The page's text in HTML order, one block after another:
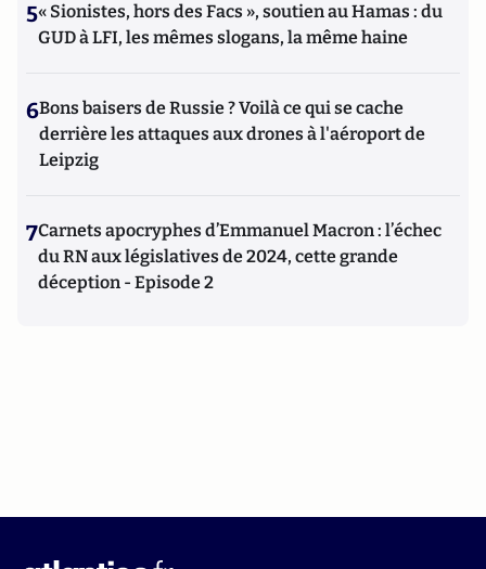
5« Sionistes, hors des Facs », soutien au Hamas : du
GUD à LFI, les mêmes slogans, la même haine
6Bons baisers de Russie ? Voilà ce qui se cache
derrière les attaques aux drones à l'aéroport de
Leipzig
7Carnets apocryphes d’Emmanuel Macron : l’échec
du RN aux législatives de 2024, cette grande
déception - Episode 2